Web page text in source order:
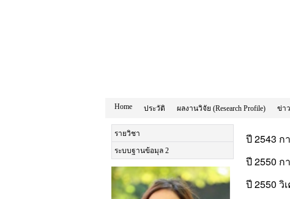
Home ประวัติ ผลงานวิจัย (Research Profile) ข่า
รายวิชา
ระบบฐานข้อมุล 2
ปี 2543
ปี 2550
ปี 2550 วิ